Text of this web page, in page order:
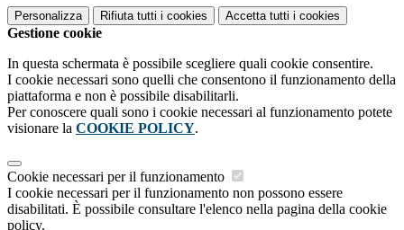
Personalizza Rifiuta tutti i cookies Accetta tutti i cookies
Gestione cookie
In questa schermata è possibile scegliere quali cookie consentire.
I cookie necessari sono quelli che consentono il funzionamento della
piattaforma e non è possibile disabilitarli.
Per conoscere quali sono i cookie necessari al funzionamento potete
visionare la COOKIE POLICY.
Cookie necessari per il funzionamento
I cookie necessari per il funzionamento non possono essere
disabilitati. È possibile consultare l'elenco nella pagina della cookie
policy.